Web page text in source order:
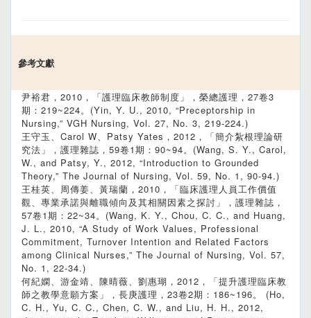
參考文獻
尹裕君，2010，「護理臨床教師制度」，榮總護理，27卷3
期：219~224。(Yin, Y. U., 2010, “Preceptorship in
Nursing,” VGH Nursing, Vol. 27, No. 3, 219-224.)
王守玉、Carol W、Patsy Yates，2012，「簡介紮根理論研
究法」，護理雜誌，59卷1期：90~94。(Wang, S. Y., Carol,
W., and Patsy, Y., 2012, “Introduction to Grounded
Theory,” The Journal of Nursing, Vol. 59, No. 1, 90-94.)
王桂英、周傳姜、黃瑞蘭，2010，「臨床護理人員工作價值
觀、專業承諾與離職傾向及其相關因素之探討」，護理雜誌，
57卷1期：22~34。(Wang, K. Y., Chou, C. C., and Huang,
J. L., 2010, “A Study of Work Values, Professional
Commitment, Turnover Intention and Related Factors
among Clinical Nurses,” The Journal of Nursing, Vol. 57,
No. 1, 22-34.)
何紀嫻、游金靖、陳晴薇、劉惠瑚，2012，「提升護理臨床教
師之教學意願方案」，長庚護理，23卷2期：186~196。 (Ho,
C. H., Yu, C. C., Chen, C. W., and Liu, H. H., 2012,